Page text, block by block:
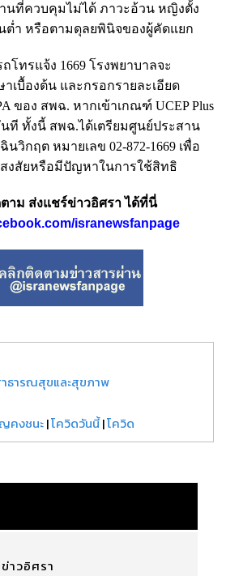
นที่ควบคุมไม่ได้ ภาวะอ้วน หญิงตั้ง
ำ หรือตามดุลยพินิจของผู้คัดแยก
โทรแจ้ง 1669 โรงพยาบาลจะ
เบื้องต้น และกรอกรายละเอียด
ของ สพฉ. หากเข้าเกณฑ์ UCEP Plus
ที ทั้งนี้ สพฉ.ได้เตรียมศูนย์ประสาน
วิกฤต หมายเลข 02-872-1669 เพื่อ
งสัยหรือมีปัญหาในการใช้สิทธิ
าม ส่งแชร์ข่าวอิศรา ได้ที่นี่
isranewsfanpage
ธารณสุขและสุขภาพ
คงชนะ|โควิดวันนี้|โควิด
าวอิศรา